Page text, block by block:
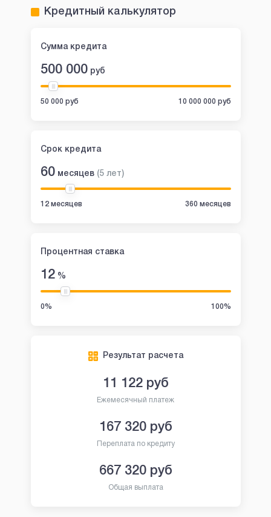
Кредитный калькулятор
Сумма кредита
500 000 руб
50 000 руб 10 000 000 руб
Срок кредита
60 месяцев (5 лет)
12 месяцев 360 месяцев
Процентная ставка
12%
0% 100%
Результат расчета
11 122руб
Ежемесячный платеж
167 320руб
Переплата по кредиту
667 320руб
Общая выплата